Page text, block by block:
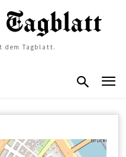
dem Tagblatt.